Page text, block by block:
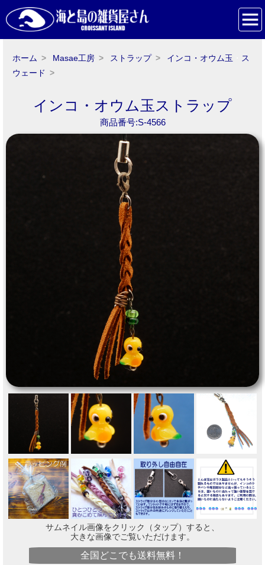
ホーム Masae工房 ストラップ インコ・オウム玉
ス
ウェード
インコ・オウム玉ストラップ
商品番号:S-4566
サムネイル画像をクリック（タップ）すると、
大きな画像でご覧いただけます。
全国どこでも送料無料！